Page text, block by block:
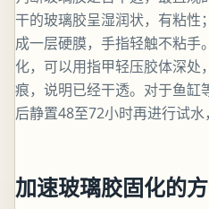
干的玻璃胶呈湿润状，有粘性
成一层硬膜，手指轻触不粘手
化，可以用指甲轻压胶体深处
痕，说明已经干透。对于鱼缸
后静置48至72小时再进行试水
加速玻璃胶固化的